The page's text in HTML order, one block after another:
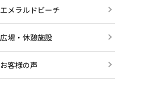
エメラルドビーチ
広場・休憩施設
お客様の声